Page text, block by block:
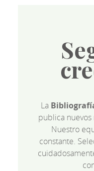
La
publica
Nuestro
constante.